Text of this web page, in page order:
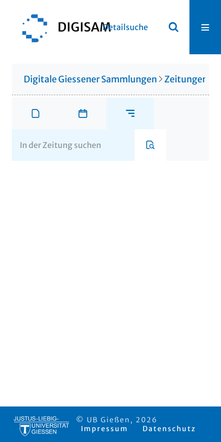
Detailsuche
Digitale Giessener Sammlungen Zeitungen
© UB Gießen, 2026
Impressum
Datenschutz